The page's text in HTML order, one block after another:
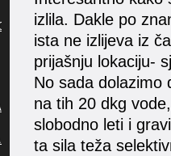
izlila. Dakle po
ista ne izlijeva iz
prijašnju lokaciju-
No sada dolazimo
na tih 20 dkg
slobodno leti i
ta sila teža